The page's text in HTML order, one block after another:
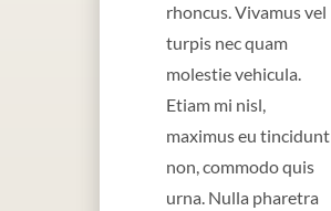
rhoncus. Vivamus vel
turpis nec quam
molestie vehicula.
Etiam mi nisl,
maximus eu tincidunt
non, commodo quis
urna. Nulla pharetra